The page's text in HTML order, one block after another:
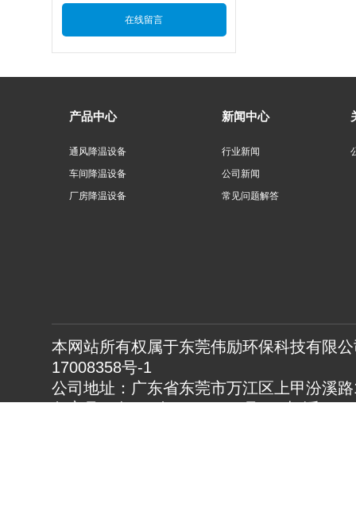
在线留言
产品中心
通风降温设备
车间降温设备
厂房降温设备
新闻中心
行业新闻
公司新闻
常见问题解答
本网站所有权属于东莞伟励环保科技有限
17008358号-1
公司地址：广东省东莞市万江区上甲汾溪